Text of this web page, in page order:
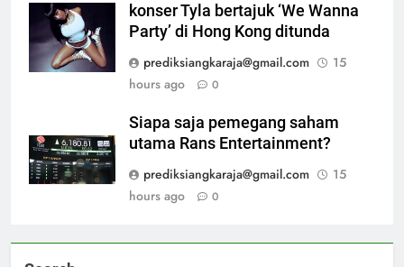
konser Tyla bertajuk ‘We Wanna
Party’ di Hong Kong ditunda
prediksiangkaraja@gmail.com
15
hours ago
0
Siapa saja pemegang saham
utama Rans Entertainment?
prediksiangkaraja@gmail.com
15
hours ago
0